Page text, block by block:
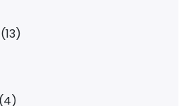
(13)
(4)